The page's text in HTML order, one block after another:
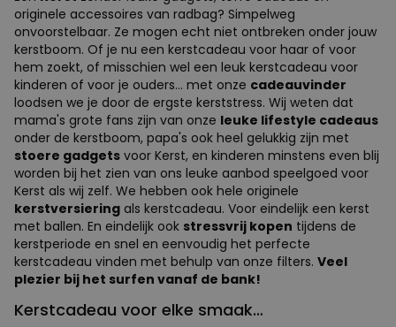
originele accessoires van radbag? Simpelweg
onvoorstelbaar. Ze mogen echt niet ontbreken onder jouw
kerstboom. Of je nu een kerstcadeau voor haar of voor
hem zoekt, of misschien wel een leuk kerstcadeau voor
kinderen of voor je ouders… met onze cadeauvinder
loodsen we je door de ergste kerststress. Wij weten dat
mama's grote fans zijn van onze leuke lifestyle cadeaus
onder de kerstboom, papa's ook heel gelukkig zijn met
stoere gadgets voor Kerst, en kinderen minstens even blij
worden bij het zien van ons leuke aanbod speelgoed voor
Kerst als wij zelf. We hebben ook hele originele
kerstversiering als kerstcadeau. Voor eindelijk een kerst
met ballen. En eindelijk ook stressvrij kopen tijdens de
kerstperiode en snel en eenvoudig het perfecte
kerstcadeau vinden met behulp van onze filters. Veel
plezier bij het surfen vanaf de bank!
Kerstcadeau voor elke smaak…